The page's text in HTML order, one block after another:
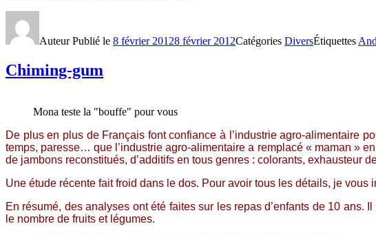
AuteurPublié le 8 février 20128 février 2012Catégories DiversÉtiquettes
Chiming-gum
Mona teste la "bouffe" pour vous
De plus en plus de Français font confiance à l’industrie agro-alimentaire
temps, paresse… que l’industrie agro-alimentaire a remplacé « maman »
de jambons reconstitués, d’additifs en tous genres : colorants, exhausteur
Une étude récente fait froid dans le dos. Pour avoir tous les détails, je vous
En résumé, des analyses ont été faites sur les repas d’enfants de 10
le nombre de fruits et légumes.